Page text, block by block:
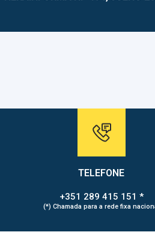
TELEFONE
+351 289 415 151 *
(*) Chamada para a rede fixa